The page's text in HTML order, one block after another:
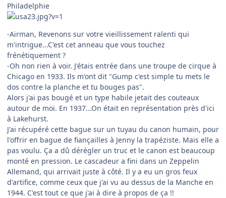
Philadelphie
-Airman, Revenons sur votre vieillissement ralenti qui
m'intrigue...C'est cet anneau que vous touchez
frénétiquement ?
-Oh non rien à voir. J'étais entrée dans une troupe de cirque à
Chicago en 1933. Ils m'ont dit "Gump c'est simple tu mets le
dos contre la planche et tu bouges pas".
Alors j'ai pas bougé et un type habile jetait des couteaux
autour de moi. En 1937...On était en représentation près d'ici
à Lakehurst.
J'ai récupéré cette bague sur un tuyau du canon humain, pour
l'offrir en bague de fiançailles à Jenny la trapéziste. Mais elle a
pas voulu. Ça a dû dérégler un truc et le canon est beaucoup
monté en pression. Le cascadeur a fini dans un Zeppelin
Allemand, qui arrivait juste à côté. Il y a eu un gros feux
d'artifice, comme ceux que j'ai vu au dessus de la Manche en
1944. C'est tout ce que j'ai à dire à propos de ça !!